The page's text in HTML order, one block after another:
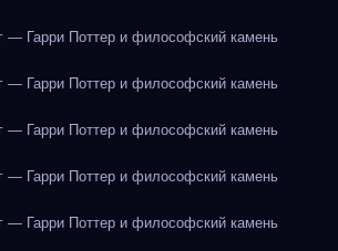
— Гарри Поттер и философский камень
— Гарри Поттер и философский камень
— Гарри Поттер и философский камень
— Гарри Поттер и философский камень
— Гарри Поттер и философский камень